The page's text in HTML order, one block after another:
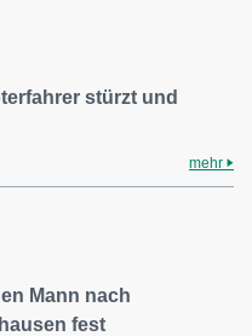
stürzt und
mehr
Mann nach
fest